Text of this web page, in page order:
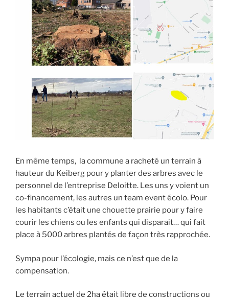
En même temps, la commune a racheté un terrain à
hauteur du Keiberg pour y planter des arbres avec le
personnel de l’entreprise Deloitte. Les uns y voient un
co-financement, les autres un team event écolo. Pour
les habitants c’était une chouette prairie pour y faire
courir les chiens ou les enfants qui disparait… qui fait
place à 5000 arbres plantés de façon très rapprochée.
Sympa pour l’écologie, mais ce n’est que de la
compensation.
Le terrain actuel de 2ha était libre de constructions ou